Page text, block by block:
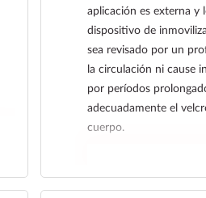
aplicación es externa y
dispositivo de
sea revisado por un
la circulación ni cause
por períodos
adecuadamente el
cuerpo.